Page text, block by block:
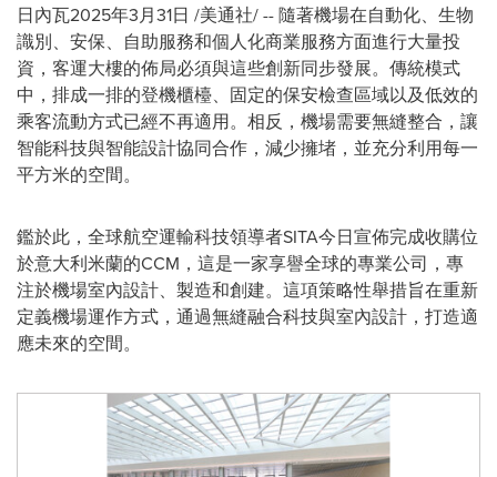
日內瓦2025年3月31日 /美通社/ -- 隨著機場在自動化、生物
識別、安保、自助服務和個人化商業服務方面進行大量投
資，客運大樓的佈局必須與這些創新同步發展。傳統模式
中，排成一排的登機櫃檯、固定的保安檢查區域以及低效的
乘客流動方式已經不再適用。相反，機場需要無縫整合，讓
智能科技與智能設計協同合作，減少擁堵，並充分利用每一
平方米的空間。
鑑於此，全球航空運輸科技領導者SITA今日宣佈完成收購位
於意大利米蘭的CCM，這是一家享譽全球的專業公司，專
注於機場室內設計、製造和創建。這項策略性舉措旨在重新
定義機場運作方式，通過無縫融合科技與室內設計，打造適
應未來的空間。